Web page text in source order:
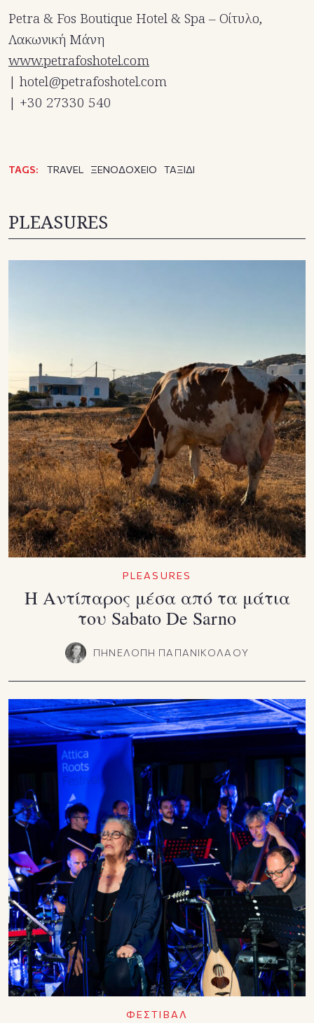
Petra & Fos Boutique Hotel & Spa – Οίτυλο,
Λακωνική Μάνη
www.petrafoshotel.com
| hotel@petrafoshotel.com
| +30 27330 540
TAGS: TRAVEL ΞΕΝΟΔΟΧΕΙΟ ΤΑΞΙΔΙ
PLEASURES
PLEASURES
Η Αντίπαρος μέσα από τα μάτια
του Sabato De Sarno
ΠΗΝΕΛΟΠΗ ΠΑΠΑΝΙΚΟΛΑΟΥ
ΦΕΣΤΙΒΑΛ